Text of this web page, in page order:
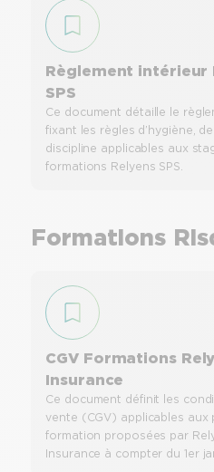
Règlement intérieur
SPS
Ce document détaille le
fixant les règles d’hygiène,
discipline applicables aux
formations Relyens SPS.
Formations
CGV Formations
Insurance
Ce document définit les
vente (CGV) applicables aux
formation proposées par
Insurance à compter du 1er